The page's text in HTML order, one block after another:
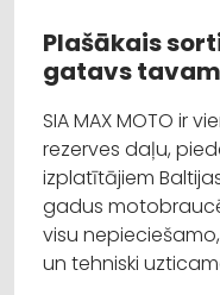
Plašākais
gatavs
SIA MAX MOTO ir
rezerves daļu,
izplatītājiem
gadus
visu
un tehniski